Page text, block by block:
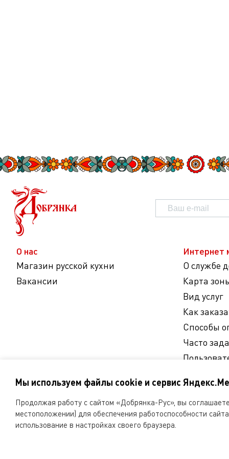
О нас
Магазин русской кухни
Вакансии
Интернет
О службе
Карта
Вид услуг
Как
Способы
Часто
Мы
в
Мы используем файлы cookie и сервис
Продолжая работу с сайтом «Добрянка-Рус», вы
местоположении) для обеспечения работоспособности
использование в настройках своего браузера.